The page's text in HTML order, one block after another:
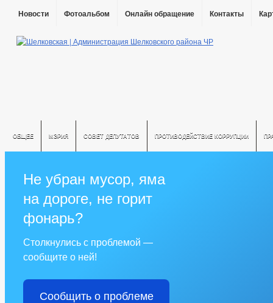
Новости Фотоальбом Онлайн обращение Контакты
ОБЩЕЕ МЭРИЯ СОВЕТ ДЕПУТАТОВ ПРОТИВОДЕЙСТВИЕ КОРРУПЦИИ
Не убран мусор, яма
на дороге, не горит
фонарь?
Столкнулись с проблемой —
сообщите о ней!
Сообщить о проблеме